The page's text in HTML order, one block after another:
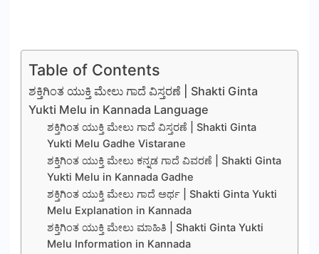
Table of Contents
ಶಕ್ತಿಗಿಂತ ಯುಕ್ತಿ ಮೇಲು ಗಾದೆ ವಿಸ್ತರಣೆ | Shakti Ginta
Yukti Melu in Kannada Language
ಶಕ್ತಿಗಿಂತ ಯುಕ್ತಿ ಮೇಲು ಗಾದೆ ವಿಸ್ತರಣೆ | Shakti Ginta
Yukti Melu Gadhe Vistarane
ಶಕ್ತಿಗಿಂತ ಯುಕ್ತಿ ಮೇಲು ಕನ್ನಡ ಗಾದೆ ವಿವರಣೆ | Shakti Ginta
Yukti Melu in Kannada Gadhe
ಶಕ್ತಿಗಿಂತ ಯುಕ್ತಿ ಮೇಲು ಗಾದೆ ಅರ್ಥ | Shakti Ginta Yukti
Melu Explanation in Kannada
ಶಕ್ತಿಗಿಂತ ಯುಕ್ತಿ ಮೇಲು ಮಾಹಿತಿ | Shakti Ginta Yukti
Melu Information in Kannada